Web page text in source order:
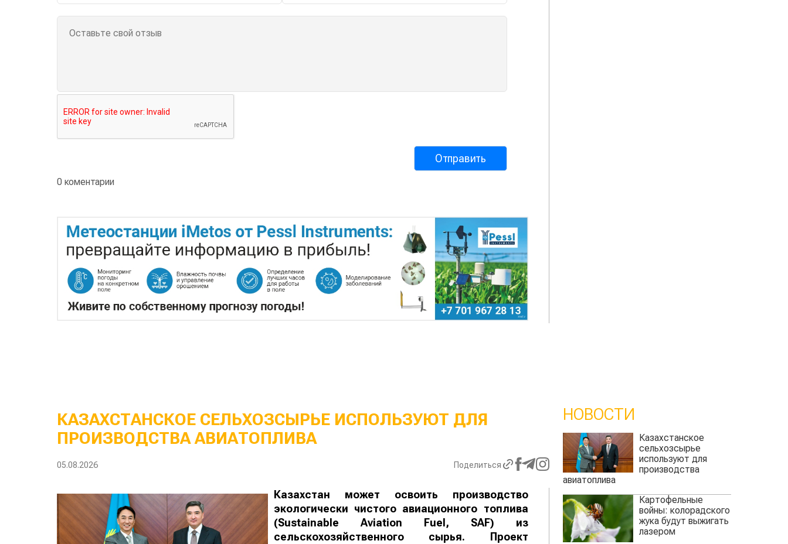
0 коментарии
КАЗАХСТАНСКОЕ СЕЛЬХОЗСЫРЬЕ ИСПОЛЬЗУЮТ ДЛЯ
ПРОИЗВОДСТВА АВИАТОПЛИВА
05.08.2026 Поделиться
Казахстан может освоить производство
экологически чистого авиационного топлива
(Sustainable Aviation Fuel, SAF) из
сельскохозяйственного сырья. Проект
НОВОСТИ
Казахстанское
сельхозсырье
используют для
производства
авиатоплива
Картофельные
войны: колорадского
жука будут выжигать
лазером